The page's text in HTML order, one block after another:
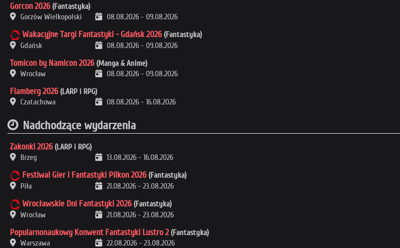
Gorcon 2026 (Fantastyka)
Gorzów Wielkopolski
08.08.2026 - 09.08.2026
Wakacyjne Targi Fantastyki - Gdańsk 2026 (Fantastyka)
Gdańsk
08.08.2026 - 09.08.2026
Tomicon by Namicon 2026 (Manga & Anime)
Wrocław
08.08.2026 - 09.08.2026
Flamberg 2026 (LARP i RPG)
Czatachowa
08.08.2026 - 16.08.2026
Nadchodzące wydarzenia
Zakonki 2026 (LARP i RPG)
Brzeg
13.08.2026 - 16.08.2026
Festiwal Gier i Fantastyki Pilkon 2026 (Fantastyka)
Piła
21.08.2026 - 23.08.2026
Wrocławskie Dni Fantastyki 2026 (Fantastyka)
Wrocław
21.08.2026 - 23.08.2026
Popularnonaukowy Konwent Fantastyki Lustro 2 (Fantastyka)
Warszawa
22.08.2026 - 23.08.2026